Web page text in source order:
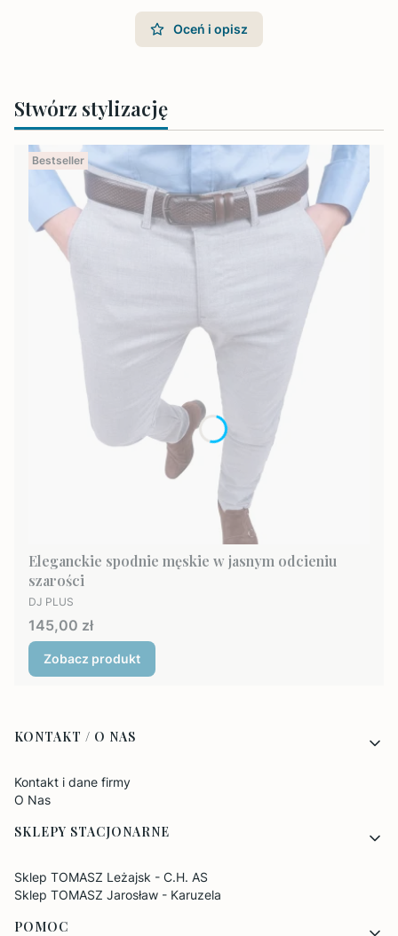
Oceń i opisz
Stwórz stylizację
Bestseller
Eleganckie spodnie męskie w jasnym odcieniu
szarości
PRODUCENT
DJ PLUS
Cena
145,00 zł
Zobacz produkt
Linki w stopce
KONTAKT / O NAS
Kontakt i dane firmy
O Nas
SKLEPY STACJONARNE
Sklep TOMASZ Leżajsk - C.H. AS
Sklep TOMASZ Jarosław - Karuzela
POMOC